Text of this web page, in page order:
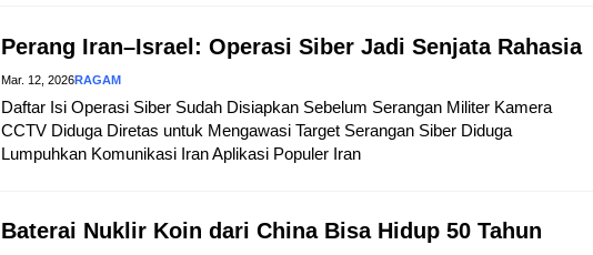
Perang Iran–Israel: Operasi Siber Jadi Senjata Rahasia
Mar. 12, 2026RAGAM
Daftar Isi Operasi Siber Sudah Disiapkan Sebelum Serangan Militer Kamera
CCTV Diduga Diretas untuk Mengawasi Target Serangan Siber Diduga
Lumpuhkan Komunikasi Iran Aplikasi Populer Iran
Baterai Nuklir Koin dari China Bisa Hidup 50 Tahun